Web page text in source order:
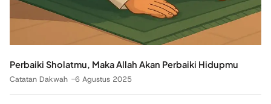
Perbaiki Sholatmu, Maka Allah Akan Perbaiki Hidupmu
Catatan Dakwah 6 Agustus 2025